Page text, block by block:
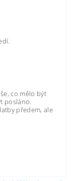
co mělo být
posláno.
předem, ale